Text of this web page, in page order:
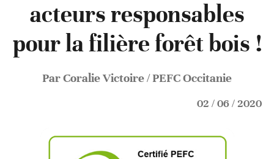
acteurs responsables
pour la filière forêt bois !
Par Coralie Victoire / PEFC Occitanie
02 / 06 / 2020